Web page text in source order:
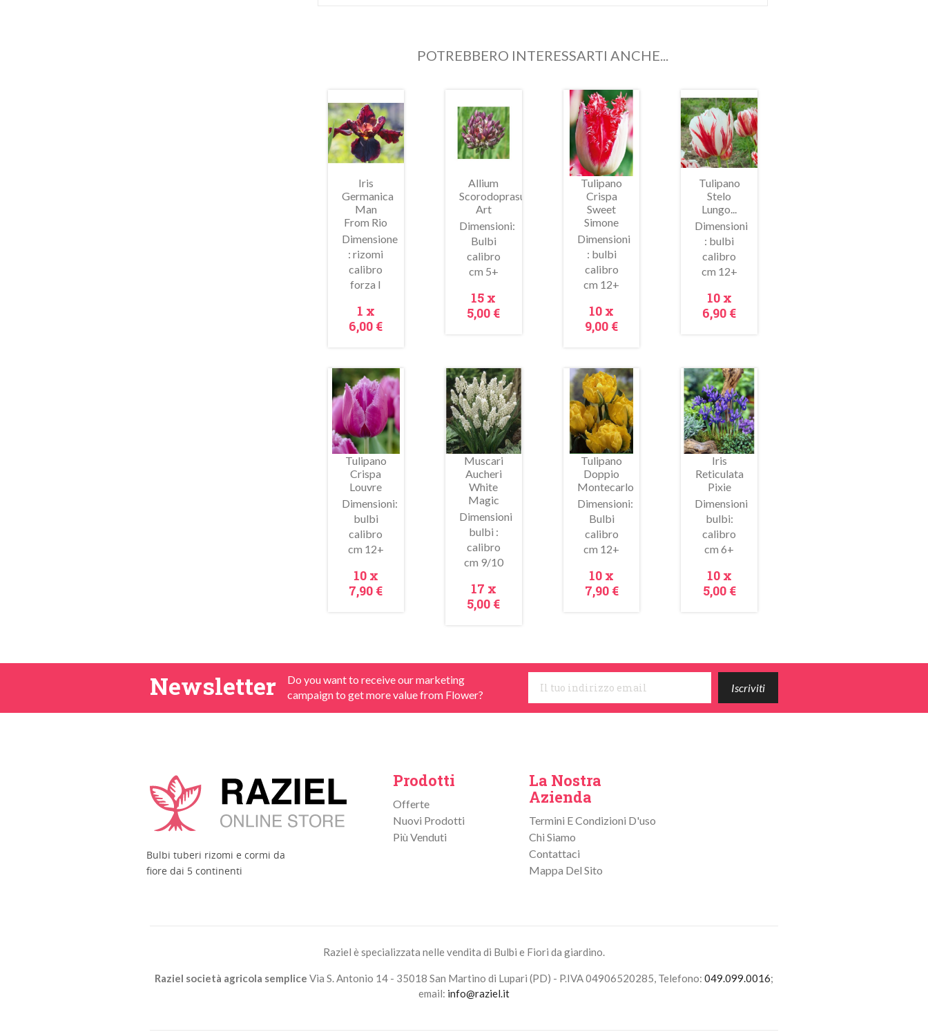
POTREBBERO INTERESSARTI ANCHE...
Anteprima
Iris
Germanica
Man
From Rio
Dimensione
: rizomi
calibro
forza I
Prezzo
1 x
6,00 €
Anteprima
Allium
Scorodoprasum
Art
Dimensioni:
Bulbi
calibro
cm 5+
Prezzo
15 x
5,00 €
Anteprima
Tulipano
Crispa
Sweet
Simone
Dimensioni
: bulbi
calibro
cm 12+
Prezzo
10 x
9,00 €
Anteprima
Tulipano
Stelo
Lungo...
Dimensioni
: bulbi
calibro
cm 12+
Prezzo
10 x
6,90 €
Anteprima
Tulipano
Crispa
Louvre
Dimensioni:
bulbi
calibro
cm 12+
Prezzo
10 x
7,90 €
Anteprima
Muscari
Aucheri
White
Magic
Dimensioni
bulbi :
calibro
cm 9/10
Prezzo
17 x
5,00 €
Anteprima
Tulipano
Doppio
Montecarlo
Dimensioni:
Bulbi
calibro
cm 12+
Prezzo
10 x
7,90 €
Anteprima
Iris
Reticulata
Pixie
Dimensioni
bulbi:
calibro
cm 6+
Prezzo
10 x
5,00 €
Newsletter
Do you want to receive our marketing
campaign to get more value from Flower?
Bulbi tuberi rizomi e cormi da
fiore dai 5 continenti
Prodotti
Offerte
Nuovi Prodotti
Più Venduti
La Nostra
Azienda
Termini E Condizioni D'uso
Chi Siamo
Contattaci
Mappa Del Sito
Raziel è specializzata nelle vendita di Bulbi e Fiori da giardino.
Raziel società agricola semplice Via S. Antonio 14 - 35018 San Martino di Lupari (PD) - P.IVA 04906520285, Telefono: 049.099.0016;
email: info@raziel.it